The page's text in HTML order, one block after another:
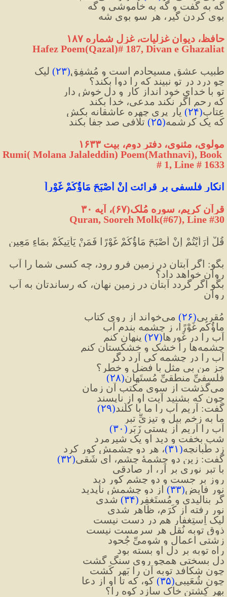
گه به گفت و گه به خاموشی و گه
بوی کردن گیر، هر سو بوی شه
حافظ، دیوان غزلیات، غزل شماره ۱۸۷
Hafez Poem(Qazal)# 187, Divan e Ghazaliat
طبیبِ عشق مسیحادم است و مُشفِق(۲۳) لیک
چو درد در تو نبیند که را دوا بکند؟
تو با خدای خود انداز کار و دل خوش دار
که رحم اگر نکند مدعی، خدا بکند
عِتابِ(۲۴) یارِ پری چهره عاشقانه بکش
که یک کرشمه(۲۵) تلافی صد جفا بکند
مولوی، مثنوی، دفتر دوم، بیت ۱۶۳۳
Rumi( Molana Jalaleddin) Poem(Mathnavi), Book
# 1, Line # 1633
انکار فلسفی بر قرائت إِنْ أَصْبَحَ مَاؤُكُمْ غَوْراً
قرآن کریم، سوره مُلک(۶۷)، آیه ۳۰
Quran, Sooreh Molk(#67), Line #30
قُلْ أَرَأَيْتُمْ إِنْ أَصْبَحَ مَاؤُكُمْ غَوْرًا فَمَنْ يَأْتِيكُمْ بِمَاءٍ مَعِينٍ
روان خواهد داد؟
روان
مُقریی(۲۶) می‌خواند از روی کتاب
ماؤُکُم غَوْرًا، ز چشمه بندم آب
آب را در غَورها(۲۷) پنهان کنم
چشمه‌ها را خشک و خشکستان کنم
آب را در چشمه کی آرد دگر
جز من بی مثلِ با فضل و خطر؟
فلسفیِّ منطقیِّ مُستَهان(۲۸)
می‌گذشت از سوی مکتب آن زمان
چون که بشنید آیت او از ناپسند
گفت: آریم آب را ما با کُلَند(۲۹)
ما به زخمِ بیل و تیزیِّ تبر
آب را آریم از پستی زَبَر (۳۰)
شب بخفت و دید او یک شیرمرد
زد طَبانچه(۳۱)، هر دو چشمش کور کرد
گفت: زین دو چشمهٔ چشم، ای شَقی(۳۲)
با تبر نوری بر آر، ار صادقی
روز بر جست و دو چشم کور دید
نورِ فایِض(۳۳) از دو چشمش ناپدید
گر بنالیدی و مُستَغفِر (۳۴) شدی
نور رفته از کَرَم، ظاهر شدی
لیک اِستِغفار هم در دست نیست
ذوقِ توبه نُقلِ هر سرمست نیست
زشتیِ اعمال و شومیِّ جُحود
راه توبه بر دلِ او بسته بود
دل بسختی همچو رویِ سنگ گشت
چون شکافد توبه آن را بَهرِ کَشت
چون شُعَیبی(۳۵) کو، که تا او از دعا
بهر کِشتن خاک سازد کوه را؟